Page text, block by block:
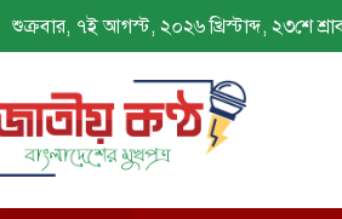
শুক্রবার, ৭ই আগস্ট, ২০২৬ খ্রিস্টাব্দ, ২৩শে